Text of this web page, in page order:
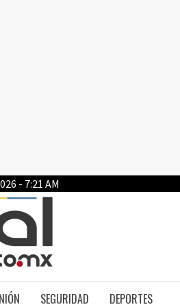
- 7:21 AM
SEGURIDAD DEPORTES